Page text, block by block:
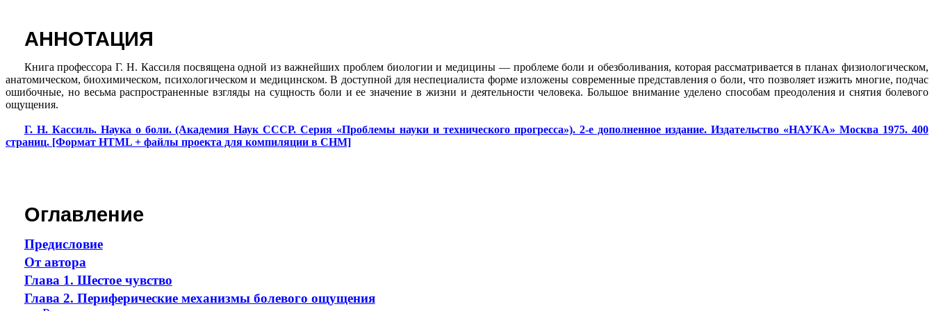
АННОТАЦИЯ
Книга профессора Г. Н. Кассиля посвящена одной из важнейших проблем биологии и медицины — проблеме боли и обезболивания, которая рассматривается в планах физиологическом,
анатомическом, биохимическом, психологическом и медицинском. В доступной для неспециалиста форме изложены современные представления о боли, что позволяет изжить многие, подчас
ошибочные, но весьма распространенные взгляды на сущность боли и ее значение в жизни и деятельности человека. Большое внимание уделено способам преодоления и снятия болевого
ощущения.
Г. Н. Кассиль. Наука о боли. (Академия Наук СССР. Серия «Проблемы науки и технического прогресса»). 2-е дополненное издание. Издательство «НАУКА» Москва 1975. 400
страниц. [Формат HTML + файлы проекта для компиляции в CHM]
Оглавление
Предисловие
От автора
Глава 1. Шестое чувство
Глава 2. Периферические механизмы болевого ощущения